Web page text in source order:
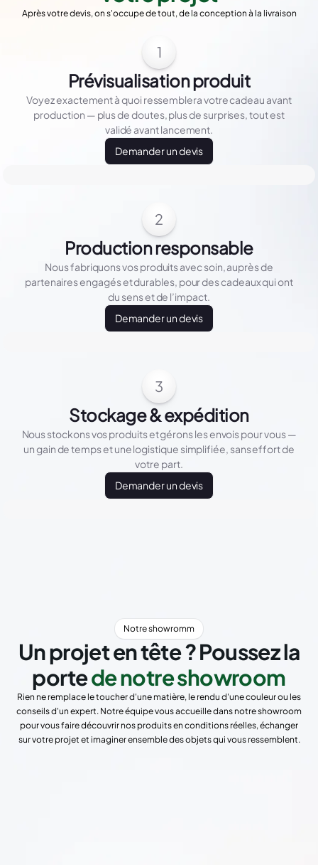
Après votre devis, on s'occupe de tout, de la conception à la livraison
1
Prévisualisation produit
Voyez exactement à quoi ressemblera votre cadeau avant
production — plus de doutes, plus de surprises, tout est
validé avant lancement.
Demander un devis
2
Production responsable
Nous fabriquons vos produits avec soin, auprès de
partenaires engagés et durables, pour des cadeaux qui ont
du sens et de l’impact.
Demander un devis
3
Stockage & expédition
Nous stockons vos produits et gérons les envois pour vous —
un gain de temps et une logistique simplifiée, sans effort de
votre part.
Demander un devis
Notre showromm
Un projet en tête ? Poussez la
portede notre showroom
Rien ne remplace le toucher d'une matière, le rendu d'une couleur ou les
conseils d'un expert. Notre équipe vous accueille dans notre showroom
pour vous faire découvrir nos produits en conditions réelles, échanger
sur votre projet et imaginer ensemble des objets qui vous ressemblent.